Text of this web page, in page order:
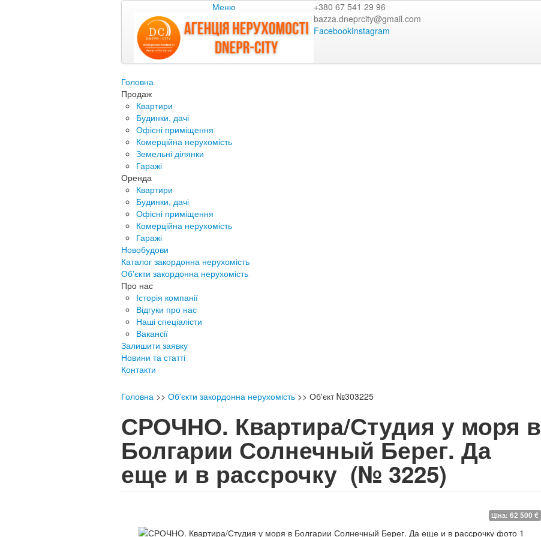
Меню
+380 67 541 29 96
bazza.dneprcity@gmail.com
FacebookInstagram
Головна
Продаж
Квартири
Будинки, дачі
Офісні приміщення
Комерційна нерухомість
Земельні ділянки
Гаражі
Оренда
Квартири
Будинки, дачі
Офісні приміщення
Комерційна нерухомість
Гаражі
Новобудови
Каталог закордонна нерухомість
Об'єкти закордонна нерухомість
Про нас
Історія компанії
Відгуки про нас
Наші спеціалісти
Вакансії
Залишити заявку
Новини та статті
Контакти
Головна >> Об'єкти закордонна нерухомість >> Об'єкт №303225
СРОЧНО. Квартира/Студия у моря в
Болгарии Солнечный Берег. Да
еще и в рассрочку (№ 3225)
Ціна: 62 500 €